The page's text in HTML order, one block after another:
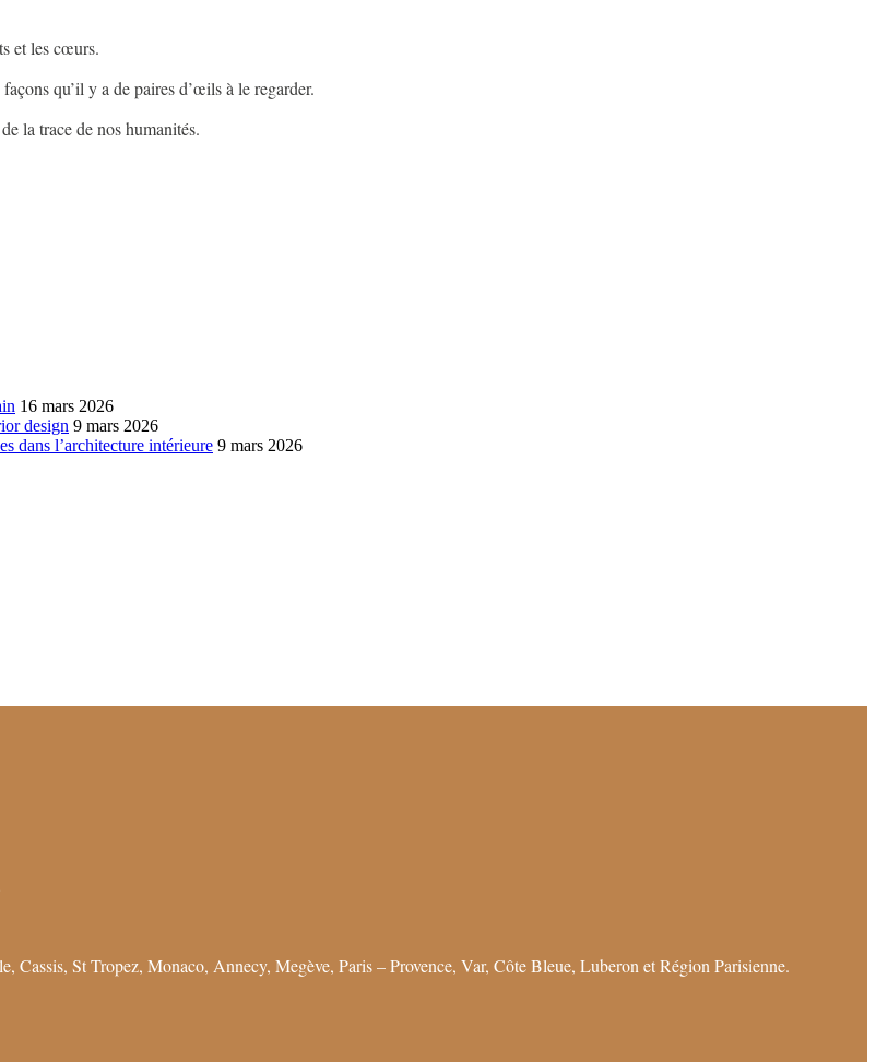
et les cœurs.
qu’il y a de paires d’œils à le regarder.
la trace de nos humanités.
16 mars 2026
design 9 mars 2026
dans l’architecture intérieure 9 mars 2026
St Tropez, Monaco, Annecy, Megève, Paris – Provence, Var, Côte Bleue, Luberon et Région Parisienne.